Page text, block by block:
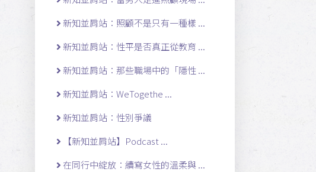
新知並肩站：照顧不是只有一種樣 ...
新知並肩站：性平是否真正從教育 ...
新知並肩站：那些職場中的「隱性 ...
新知並肩站：WeTogethe ...
新知並肩站：性別爭議
【新知並肩站】Podcast ...
在同行中綻放：續寫女性的溫柔與 ...